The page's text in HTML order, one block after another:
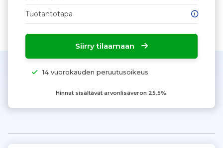
Tuotantotapa
Siirry tilaamaan
14 vuorokauden peruutusoikeus
Hinnat sisältävät arvonlisäveron 25,5%.